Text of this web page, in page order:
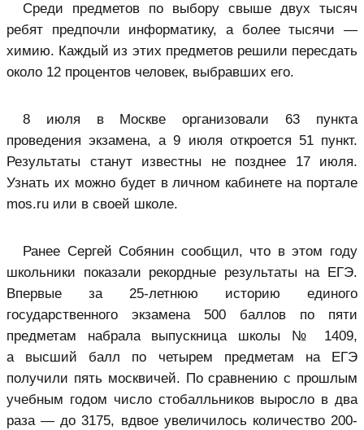
Среди предметов по выбору свыше двух тысяч
ребят предпочли информатику, а более тысячи —
химию. Каждый из этих предметов решили пересдать
около 12 процентов человек, выбравших его.
8 июля в Москве организовали 63 пункта
проведения экзамена, а 9 июля откроется 51 пункт.
Результаты станут известны не позднее 17 июля.
Узнать их можно будет в личном кабинете на портале
mos.ru или в своей школе.
Ранее Сергей Собянин сообщил, что в этом году
школьники показали рекордные результаты на ЕГЭ.
Впервые за 25-летнюю историю единого
государственного экзамена 500 баллов по пяти
предметам набрала выпускница школы № 1409,
а высший балл по четырем предметам на ЕГЭ
получили пять москвичей. По сравнению с прошлым
учебным годом число стобалльников выросло в два
раза — до 3175, вдвое увеличилось количество 200-